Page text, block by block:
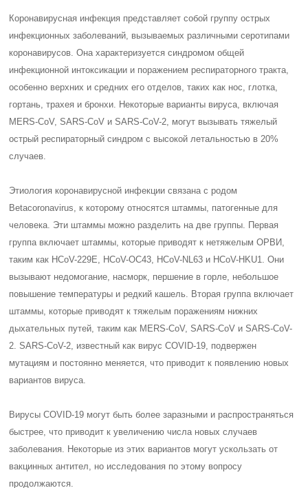
Коронавирусная инфекция представляет собой группу острых
инфекционных заболеваний, вызываемых различными серотипами
коронавирусов. Она характеризуется синдромом общей
инфекционной интоксикации и поражением респираторного тракта,
особенно верхних и средних его отделов, таких как нос, глотка,
гортань, трахея и бронхи. Некоторые варианты вируса, включая
MERS-CoV, SARS-CoV и SARS-CoV-2, могут вызывать тяжелый
острый респираторный синдром с высокой летальностью в 20%
случаев.
Этиология коронавирусной инфекции связана с родом
Betacoronavirus, к которому относятся штаммы, патогенные для
человека. Эти штаммы можно разделить на две группы. Первая
группа включает штаммы, которые приводят к нетяжелым ОРВИ,
таким как HCoV-229E, HCoV-OC43, HCoV-NL63 и HCoV-HKU1. Они
вызывают недомогание, насморк, першение в горле, небольшое
повышение температуры и редкий кашель. Вторая группа включает
штаммы, которые приводят к тяжелым поражениям нижних
дыхательных путей, таким как MERS-CoV, SARS-CoV и SARS-CoV-
2. SARS-CoV-2, известный как вирус COVID-19, подвержен
мутациям и постоянно меняется, что приводит к появлению новых
вариантов вируса.
Вирусы COVID-19 могут быть более заразными и распространяться
быстрее, что приводит к увеличению числа новых случаев
заболевания. Некоторые из этих вариантов могут ускользать от
вакцинных антител, но исследования по этому вопросу
продолжаются.